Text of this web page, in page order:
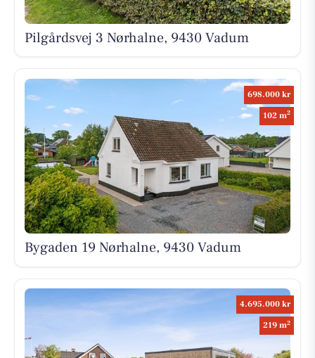
Pilgårdsvej 3 Nørhalne, 9430 Vadum
698.000 kr
102 m2
Bygaden 19 Nørhalne, 9430 Vadum
4.695.000 kr
219 m2